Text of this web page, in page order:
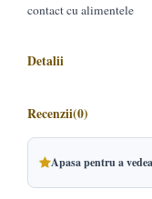
contact cu alimentele
Detalii
Recenzii(0)
Apasa pentru a